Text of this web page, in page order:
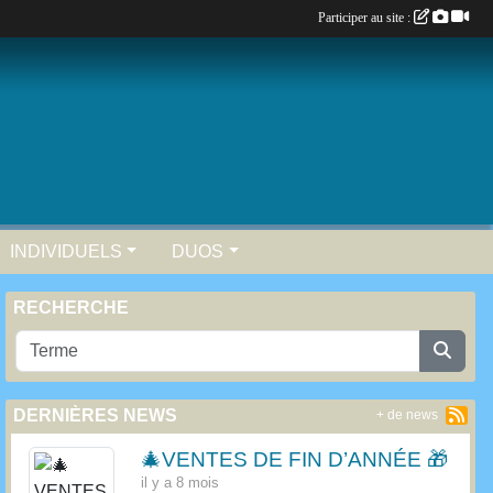
INDIVIDUELS DUOS
RECHERCHE
DERNIÈRES NEWS
🎄VENTES DE FIN D’ANNÉE 🎁
il y a 8 mois
+ de news
Participer au site :